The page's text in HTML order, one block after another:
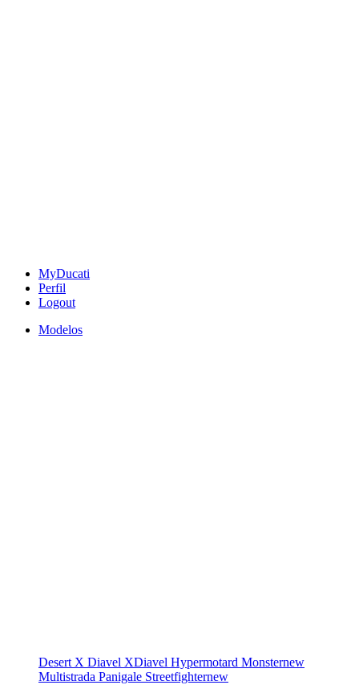
MyDucati
Perfil
Logout
Modelos
Desert X Diavel XDiavel Hypermotard Monsternew
Multistrada Panigale Streetfighternew